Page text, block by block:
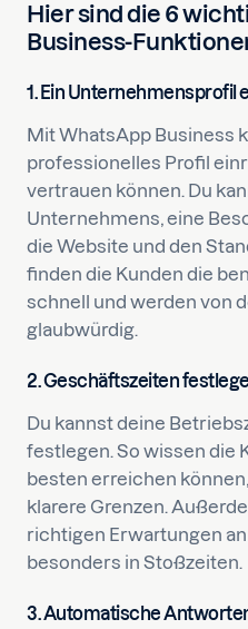
Hier sind die 6
Business-
1. Ein Unternehmensprofil
Mit WhatsApp Business
professionelles Profil
vertrauen können. Du
Unternehmens, eine
die Website und den
finden die Kunden die
schnell und werden von
glaubwürdig.
2. Geschäftszeiten
Du kannst deine
festlegen. So wissen die
besten erreichen
klarere Grenzen.
richtigen Erwartungen
besonders in Stoßzeiten.
3. Automatische